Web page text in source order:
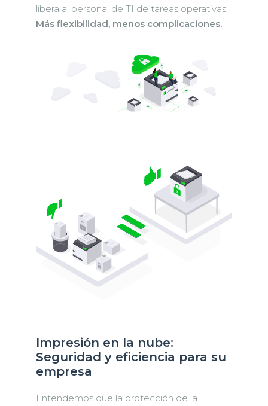
libera al personal de TI de tareas operativas.
Más flexibilidad, menos complicaciones.
Impresión en la nube:
Seguridad y eficiencia para su
empresa
Entendemos que la protección de la